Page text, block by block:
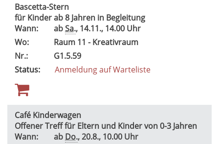
Bascetta-Stern
für Kinder ab 8 Jahren in Begleitung
Wann:
abSa., 14.11., 14.00 Uhr
Wo:
Raum 11 - Kreativraum
Nr.:
G1.5.59
Status:
Anmeldung auf Warteliste
Café Kinderwagen
Offener Treff für Eltern und Kinder von 0-3 Jahren
Wann:
ab Do., 20.8., 10.00 Uhr